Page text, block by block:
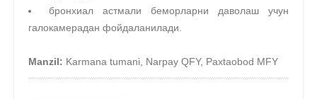
бронхиал астмали беморларни даволаш учун
галокамерадан фойдаланилади.
Manzil: Karmana tumani, Narpay QFY, Paxtaobod MFY